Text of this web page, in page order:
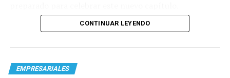
CONTINUAR LEYENDO
EMPRESARIALES